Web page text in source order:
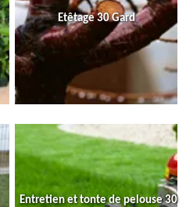
Etêtage 30 Gard
Entretien et tonte de pelouse 30